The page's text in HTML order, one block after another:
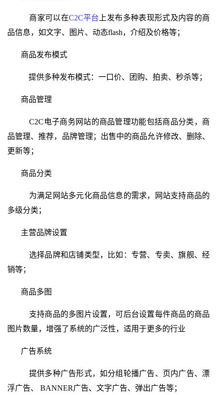
商家可以在C2C平台 上发布多种表现形式及内容的商
品信息，如文字、图片、动态flash，介绍及价格等；
商品发布模式
提供多种发布模式：一口价、团购、拍卖、秒杀等；
商品管理
C2C电子商务网站的商品管理功能包括商品分类，商
品管理、推荐，品牌管理；出售中的商品允许修改、删除、
更新等；
商品分类
为满足网站多元化商品信息的需求，网站支持商品的
多级分类；
主营品牌设置
选择品牌和店铺类型，比如：专营、专卖、旗舰、经
销等；
商品多图
支持商品的多图片设置，可后台设置每件商品的商品
图片数量，增强了系统的广泛性，适用于更多的行业
广告系统
提供多种广告形式，如分组轮播广告、页内广告、漂
浮广告、 BANNER广告、文字广告、弹出广告等；